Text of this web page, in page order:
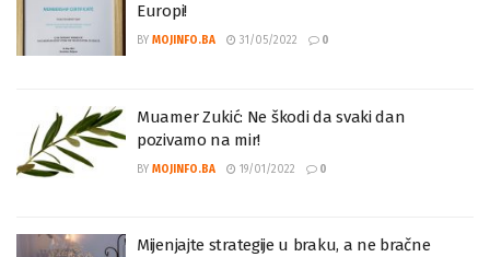
Europi!
BY MOJINFO.BA 31/05/2022 0
Muamer Zukić: Ne škodi da svaki dan
pozivamo na mir!
BY MOJINFO.BA 19/01/2022 0
Mijenjajte strategije u braku, a ne bračne